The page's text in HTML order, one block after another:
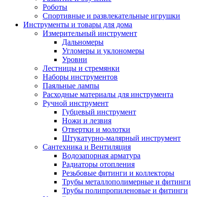
Роботы
Спортивные и развлекательные игрушки
Инструменты и товары для дома
Измерительный инструмент
Дальномеры
Угломеры и уклономеры
Уровни
Лестницы и стремянки
Наборы инструментов
Паяльные лампы
Расходные материалы для инструмента
Ручной инструмент
Губцевый инструмент
Ножи и лезвия
Отвертки и молотки
Штукатурно-малярный инструмент
Сантехника и Вентиляция
Водозапорная арматура
Радиаторы отопления
Резьбовые фитинги и коллекторы
Трубы металлополимерные и фитинги
Трубы полипропиленовые и фитинги